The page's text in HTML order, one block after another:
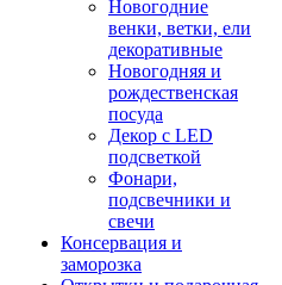
Новогодние
венки, ветки, ели
декоративные
Новогодняя и
рождественская
посуда
Декор с LED
подсветкой
Фонари,
подсвечники и
свечи
Консервация и
заморозка